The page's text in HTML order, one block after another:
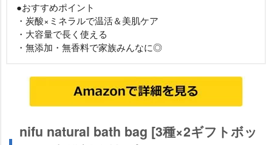
●おすすめポイント
・炭酸×ミネラルで温活＆美肌ケア
・大容量で長く使える
・無添加・無香料で家族みんなに◎
nifu natural bath bag [3種×2ギフトボッ